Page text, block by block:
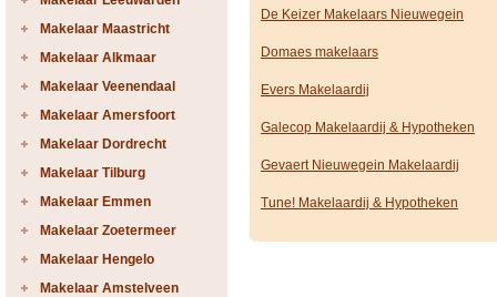
Makelaar Maastricht
Makelaar Alkmaar
Makelaar Veenendaal
Makelaar Amersfoort
Makelaar Dordrecht
Makelaar Tilburg
Makelaar Emmen
Makelaar Zoetermeer
Makelaar Hengelo
Makelaar Amstelveen
De Keizer Makelaars Nieuwegein
Domaes makelaars
Evers Makelaardij
Galecop Makelaardij & Hypotheken
Gevaert Nieuwegein Makelaardij
Tune! Makelaardij & Hypotheken